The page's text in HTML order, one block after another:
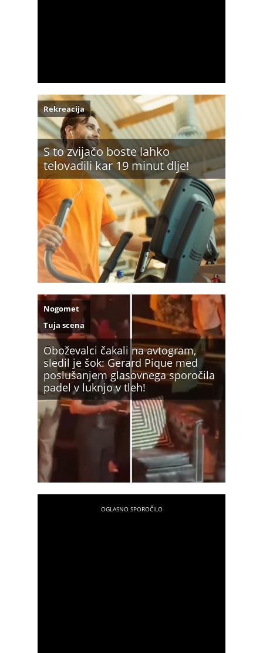
S to zvijačo boste lahko
telovadili kar 19 minut dlje!
Rekreacija
Oboževalci čakali na avtogram,
sledil je šok: Gerard Pique med
poslušanjem glasovnega sporočila
padel v luknjo v tleh!
Nogomet
Tuja scena